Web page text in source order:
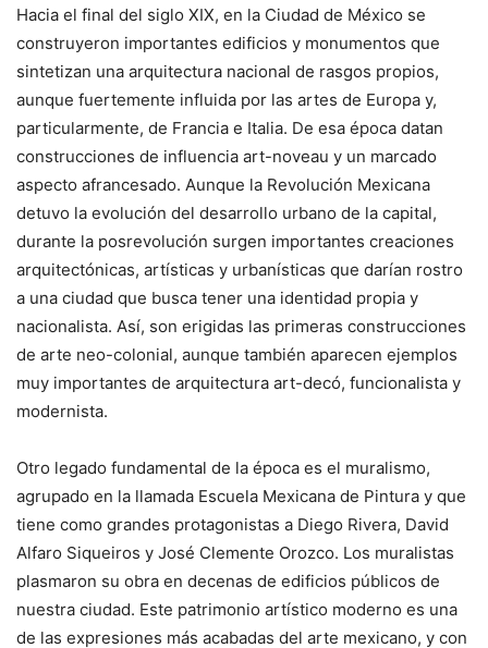
Hacia el final del siglo XIX, en la Ciudad de México se
construyeron importantes edificios y monumentos que
sintetizan una arquitectura nacional de rasgos propios,
aunque fuertemente influida por las artes de Europa y,
particularmente, de Francia e Italia. De esa época datan
construcciones de influencia art-noveau y un marcado
aspecto afrancesado. Aunque la Revolución Mexicana
detuvo la evolución del desarrollo urbano de la capital,
durante la posrevolución surgen importantes creaciones
arquitectónicas, artísticas y urbanísticas que darían rostro
a una ciudad que busca tener una identidad propia y
nacionalista. Así, son erigidas las primeras construcciones
de arte neo-colonial, aunque también aparecen ejemplos
muy importantes de arquitectura art-decó, funcionalista y
modernista.
Otro legado fundamental de la época es el muralismo,
agrupado en la llamada Escuela Mexicana de Pintura y que
tiene como grandes protagonistas a Diego Rivera, David
Alfaro Siqueiros y José Clemente Orozco. Los muralistas
plasmaron su obra en decenas de edificios públicos de
nuestra ciudad. Este patrimonio artístico moderno es una
de las expresiones más acabadas del arte mexicano, y con